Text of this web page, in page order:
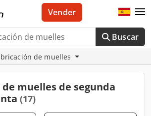
Buscar
Vender
de muelles
muelles de segunda
(17)